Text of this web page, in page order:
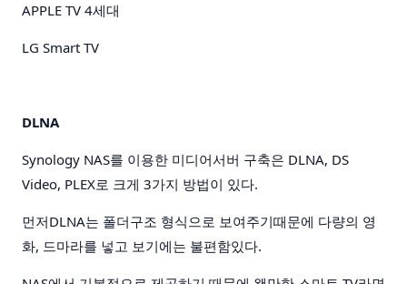
APPLE TV 4세대
LG Smart TV
DLNA
Synology NAS를 이용한 미디어서버 구축은 DLNA, DS
Video, PLEX로 크게 3가지 방법이 있다.
먼저DLNA는 폴더구조 형식으로 보여주기때문에 다량의 영
화, 드마라를 넣고 보기에는 불편함있다.